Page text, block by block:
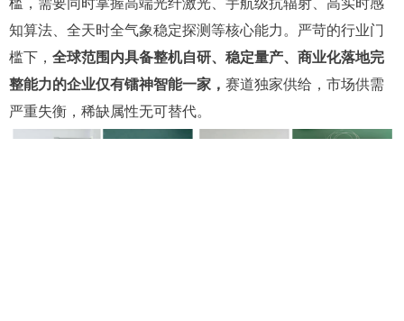
槛，需要同时掌握高端光纤激光、宇航级抗辐射、高实时感
知算法、全天时全气象稳定探测等核心能力。严苛的行业门
槛下， 全球范围内具备整机自研、稳定量产、商业化落地完
整能力的企业仅有镭神智能一家 ， 赛道独家供给，市场供需
严重失衡，稀缺属性无可替代。